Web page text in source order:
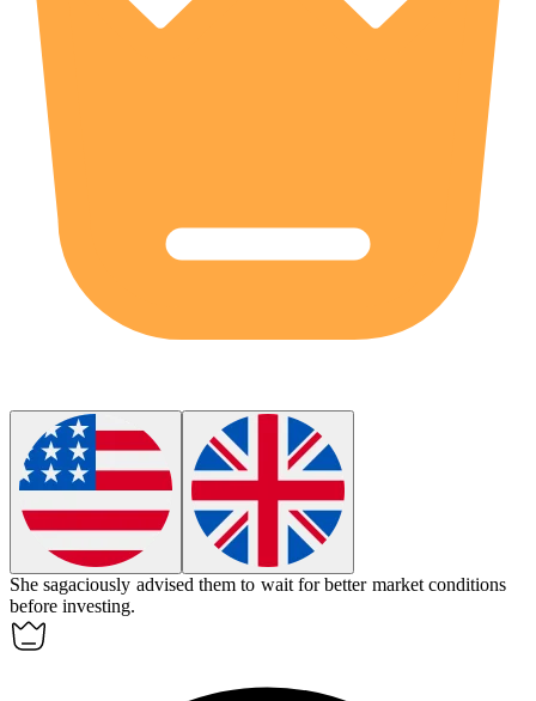
Shesagaciously advised them to wait for better market conditions
before investing.